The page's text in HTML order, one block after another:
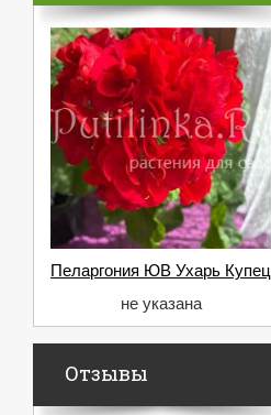
Пеларгония ЮВ Ухарь Купец
не указана
Отзывы